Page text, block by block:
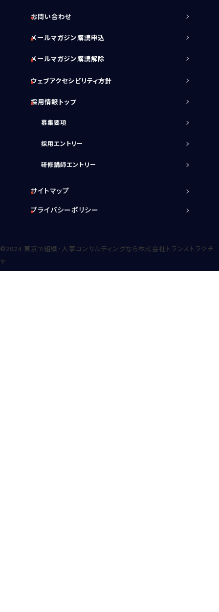
サイトマップ
プライバシーポリシー
お問い合わせ
メールマガジン購読申込
メールマガジン購読解除
ウェブアクセシビリティ方針
採用情報トップ
募集要項
採用エントリー
研修講師エントリー
©2024 東京で組織・人事コンサルティングなら株式会社トランストラクチ
ャ